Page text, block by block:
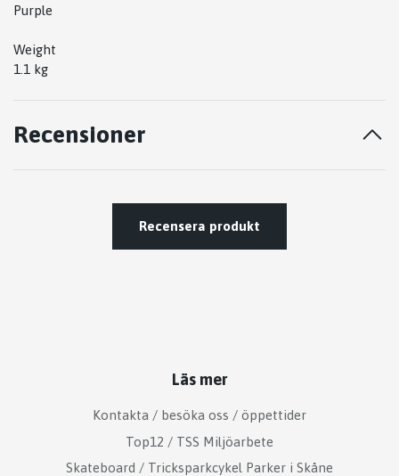
Purple
Weight
1.1 kg
Recensioner
Recensera produkt
Läs mer
Kontakta / besöka oss / öppettider
Top12 / TSS Miljöarbete
Skateboard / Tricksparkcykel Parker i Skåne